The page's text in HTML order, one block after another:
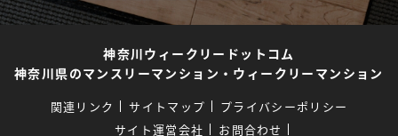
神奈川ウィークリードットコム
神奈川県のマンスリーマンション・ウィークリーマンション
関連リンク サイトマップ
プライバシーポリシー
サイト運営会社
お問合わせ